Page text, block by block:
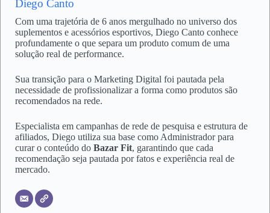
Diego Canto
Com uma trajetória de 6 anos mergulhado no universo dos
suplementos e acessórios esportivos, Diego Canto conhece
profundamente o que separa um produto comum de uma
solução real de performance.
Sua transição para o Marketing Digital foi pautada pela
necessidade de profissionalizar a forma como produtos são
recomendados na rede.
Especialista em campanhas de rede de pesquisa e estrutura de
afiliados, Diego utiliza sua base como Administrador para
curar o conteúdo do Bazar Fit, garantindo que cada
recomendação seja pautada por fatos e experiência real de
mercado.